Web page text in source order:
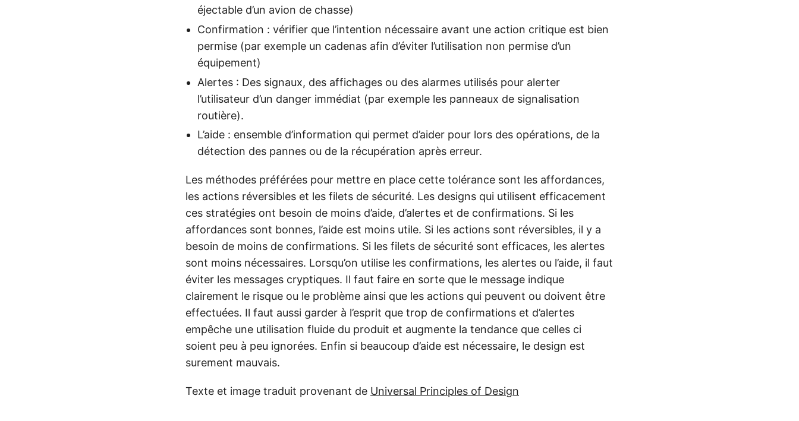
éjectable d’un avion de chasse)
Confirmation : vérifier que l’intention nécessaire avant une action critique est bien
permise (par exemple un cadenas afin d’éviter l’utilisation non permise d’un
équipement)
Alertes : Des signaux, des affichages ou des alarmes utilisés pour alerter
l’utilisateur d’un danger immédiat (par exemple les panneaux de signalisation
routière).
L’aide : ensemble d’information qui permet d’aider pour lors des opérations, de la
détection des pannes ou de la récupération après erreur.
Les méthodes préférées pour mettre en place cette tolérance sont les affordances,
les actions réversibles et les filets de sécurité. Les designs qui utilisent efficacement
ces stratégies ont besoin de moins d’aide, d’alertes et de confirmations. Si les
affordances sont bonnes, l’aide est moins utile. Si les actions sont réversibles, il y a
besoin de moins de confirmations. Si les filets de sécurité sont efficaces, les alertes
sont moins nécessaires. Lorsqu’on utilise les confirmations, les alertes ou l’aide, il faut
éviter les messages cryptiques. Il faut faire en sorte que le message indique
clairement le risque ou le problème ainsi que les actions qui peuvent ou doivent être
effectuées. Il faut aussi garder à l’esprit que trop de confirmations et d’alertes
empêche une utilisation fluide du produit et augmente la tendance que celles ci
soient peu à peu ignorées. Enfin si beaucoup d’aide est nécessaire, le design est
surement mauvais.
Texte et image traduit provenant de Universal Principles of Design